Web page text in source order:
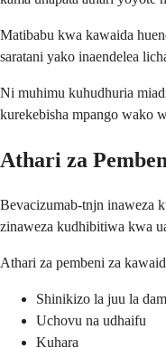
Matibabu kwa kawaida
saratani yako inaendelea
Ni muhimu kuhudhuria
kurekebisha mpango wako
Athari za
Bevacizumab-tnjn inaweza
zinaweza kudhibitiwa kwa
Athari za pembeni za
Shinikizo la juu la
Uchovu na udhaifu
Kuhara